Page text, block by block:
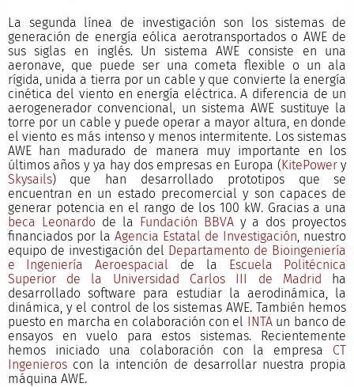
La segunda línea de investigación son los sistemas de
generación de energía eólica aerotransportados o AWE de
sus siglas en inglés. Un sistema AWE consiste en una
aeronave, que puede ser una cometa flexible o un ala
rígida, unida a tierra por un cable y que convierte la energía
cinética del viento en energía eléctrica. A diferencia de un
aerogenerador convencional, un sistema AWE sustituye la
torre por un cable y puede operar a mayor altura, en donde
el viento es más intenso y menos intermitente. Los sistemas
AWE han madurado de manera muy importante en los
últimos años y ya hay dos empresas en Europa (KitePowery
Skysails) que han desarrollado prototipos que se
encuentran en un estado precomercial y son capaces de
generar potencia en el rango de los 100 kW. Gracias a una
beca Leonardo de la Fundación BBVA y a dos proyectos
financiados por la Agencia Estatal de Investigación, nuestro
equipo de investigación del Departamento de Bioingeniería
e Ingeniería Aeroespacial de la Escuela Politécnica
Superior de la Universidad Carlos III de Madrid ha
desarrollado software para estudiar la aerodinámica, la
dinámica, y el control de los sistemas AWE. También hemos
puesto en marcha en colaboración con el INTAun banco de
ensayos en vuelo para estos sistemas. Recientemente
hemos iniciado una colaboración con la empresa CT
Ingenieroscon la intención de desarrollar nuestra propia
máquina AWE.